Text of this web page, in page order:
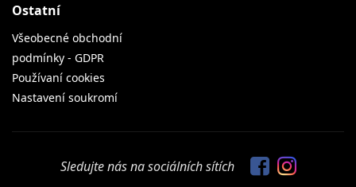
Ostatní
Všeobecné obchodní
podmínky - GDPR
Používaní cookies
Nastavení soukromí
Sledujte nás na sociálních sítích